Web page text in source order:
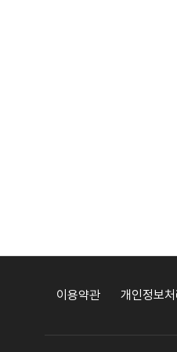
이용약관 개인정보